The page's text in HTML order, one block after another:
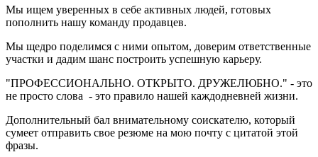
Мы ищем уверенных в себе активных людей, готовых
пополнить нашу команду продавцев.
Мы щедро поделимся с ними опытом, доверим ответственные
участки и дадим шанс построить успешную карьеру.
"ПРОФЕССИОНАЛЬНО. ОТКРЫТО. ДРУЖЕЛЮБНО." - это
не просто слова - это правило нашей каждодневней жизни.
Дополнительный бал внимательному соискателю, который
сумеет отправить свое резюме на мою почту с цитатой этой
фразы.